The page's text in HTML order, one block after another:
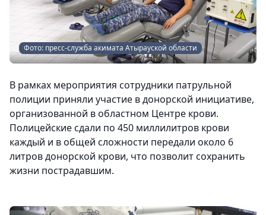
Фото: пресс-служба акимата Атырауской области
В рамках мероприятия сотрудники патрульной
полиции приняли участие в донорской инициативе,
организованной в областном Центре крови.
Полицейские сдали по 450 миллилитров крови
каждый и в общей сложности передали около 6
литров донорской крови, что позволит сохранить
жизни пострадавшим.